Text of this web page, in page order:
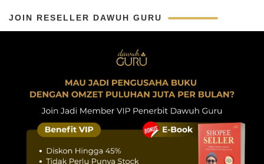
JOIN RESELLER DAWUH GURU